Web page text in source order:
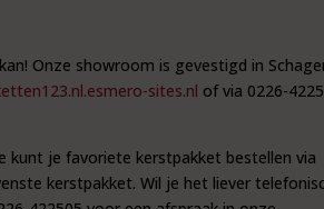
Onze showroom is gevestigd in
sites.nl of via 0226-
kunt je favoriete kerstpakket bestellen via
kerstpakket. Wil je het liever